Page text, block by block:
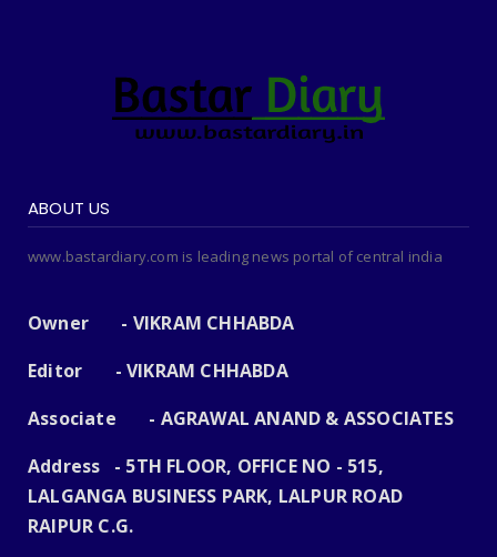
ABOUT US
www.bastardiary.com is leading news portal of central india
Owner - VIKRAM CHHABDA
Editor - VIKRAM CHHABDA
Associate - AGRAWAL ANAND & ASSOCIATES
Address - 5TH FLOOR, OFFICE NO - 515,
LALGANGA BUSINESS PARK, LALPUR ROAD
RAIPUR C.G.